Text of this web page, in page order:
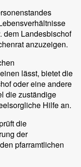
dem Landesbischof
anzuzeigen.
lässt, bietet die
oder eine andere
die zuständige
Hilfe an.
die
der
pfarramtlichen